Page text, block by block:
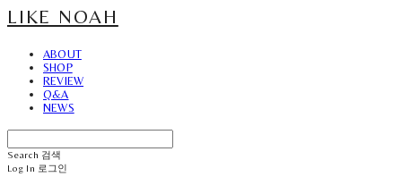
LIKE NOAH
ABOUT
SHOP
REVIEW
Q&A
NEWS
Search 검색
Log In 로그인